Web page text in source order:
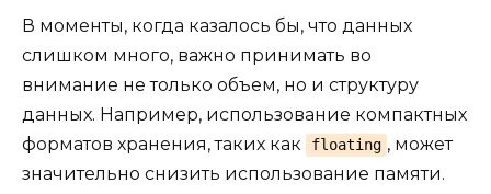
В моменты, когда казалось бы, что данных
слишком много, важно принимать во
внимание не только объем, но и структуру
данных. Например, использование компактных
форматов хранения, таких как
floating , может
значительно снизить использование памяти.